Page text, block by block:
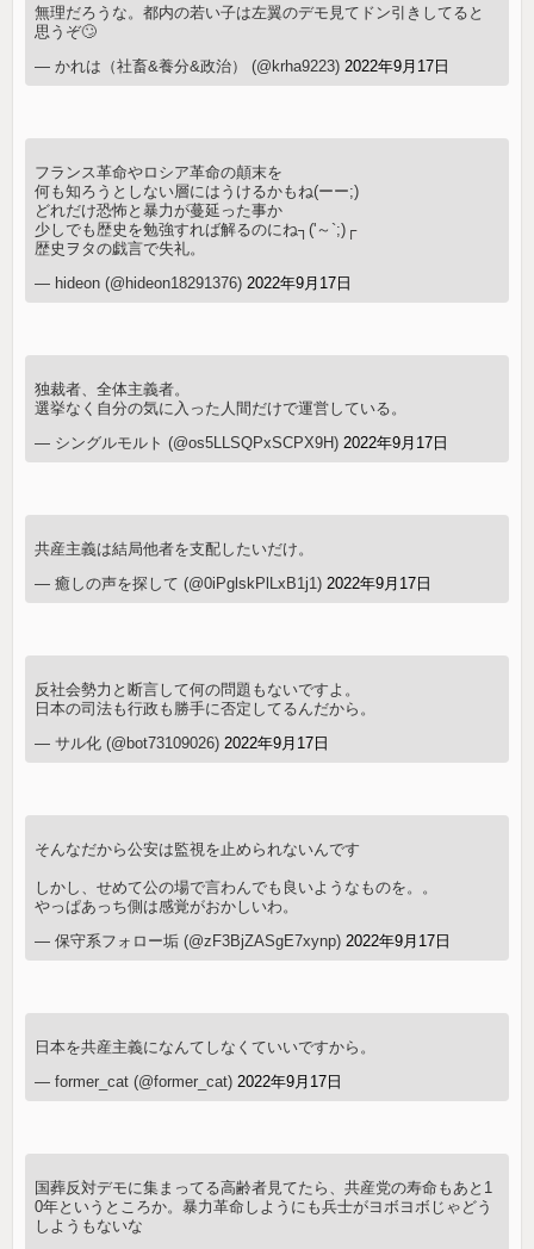
無理だろうな。都内の若い子は左翼のデモ見てドン引きしてると
思うぞ🙄
— かれは（社畜&養分&政治） (@krha9223) 2022年9月17日
フランス革命やロシア革命の顛末を
何も知ろうとしない層にはうけるかもね(ーー;)
どれだけ恐怖と暴力が蔓延った事か
少しでも歴史を勉強すれば解るのにね┐('～`;)┌
歴史ヲタの戯言で失礼。
— hideon (@hideon18291376) 2022年9月17日
独裁者、全体主義者。
選挙なく自分の気に入った人間だけで運営している。
— シングルモルト (@os5LLSQPxSCPX9H) 2022年9月17日
共産主義は結局他者を支配したいだけ。
— 癒しの声を探して (@0iPglskPlLxB1j1) 2022年9月17日
反社会勢力と断言して何の問題もないですよ。
日本の司法も行政も勝手に否定してるんだから。
— サル化 (@bot73109026) 2022年9月17日
そんなだから公安は監視を止められないんです
しかし、せめて公の場で言わんでも良いようなものを。。
やっぱあっち側は感覚がおかしいわ。
— 保守系フォロー垢 (@zF3BjZASgE7xynp) 2022年9月17日
日本を共産主義になんてしなくていいですから。
— former_cat (@former_cat) 2022年9月17日
国葬反対デモに集まってる高齢者見てたら、共産党の寿命もあと1
0年というところか。暴力革命しようにも兵士がヨボヨボじゃどう
しようもないな